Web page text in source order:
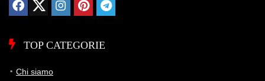
TOP CATEGORIE
Chi siamo